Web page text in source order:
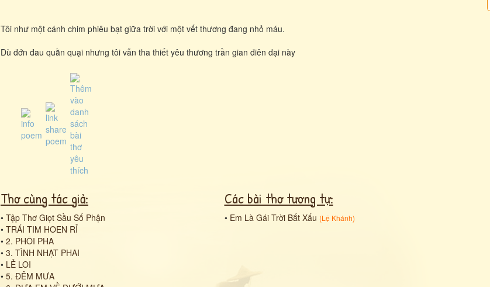
Tôi như một cánh chim phiêu bạt giữa trời với một vết thương đang nhỏ máu.
Dù đớn đau quằn quại nhưng tôi vẫn tha thiết yêu thương trần gian điên dại này
Thơ cùng tác giả:
• Tập Thơ Giọt Sầu Số Phận
• TRÁI TIM HOEN RỈ
• 2. PHÔI PHA
• 3. TÌNH NHẠT PHAI
• LẺ LOI
• 5. ĐÊM MƯA
Các bài thơ tương tự:
• Em Là Gái Trời Bắt Xấu (Lệ Khánh)